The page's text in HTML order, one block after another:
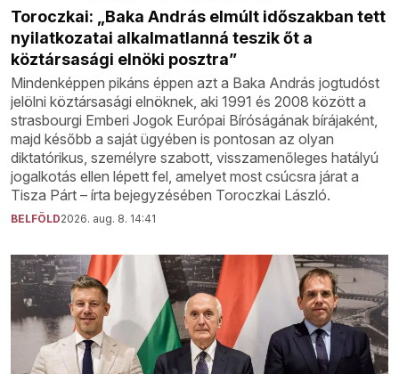
Toroczkai: „Baka András elmúlt időszakban tett
nyilatkozatai alkalmatlanná teszik őt a
köztársasági elnöki posztra”
Mindenképpen pikáns éppen azt a Baka András jogtudóst
jelölni köztársasági elnöknek, aki 1991 és 2008 között a
strasbourgi Emberi Jogok Európai Bíróságának bírájaként,
majd később a saját ügyében is pontosan az olyan
diktatórikus, személyre szabott, visszamenőleges hatályú
jogalkotás ellen lépett fel, amelyet most csúcsra járat a
Tisza Párt – írta bejegyzésében Toroczkai László.
BELFÖLD2026. aug. 8. 14:41